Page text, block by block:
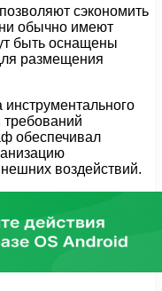
сэкономить
обычно имеют
быть оснащены
размещения
требований
обеспечивал
воздействий.